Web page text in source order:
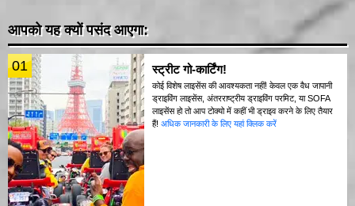
आपको यह क्यों पसंद आएगा:
01 स्ट्रीट गो-कार्टिंग!
कोई विशेष लाइसेंस की आवश्यकता नहीं! केवल एक वैध जापानी
ड्राइविंग लाइसेंस, अंतरराष्ट्रीय ड्राइविंग परमिट, या SOFA
लाइसेंस हो तो आप टोक्यो में कहीं भी ड्राइव करने के लिए तैयार
हैं! अधिक जानकारी के लिए यहां क्लिक करें